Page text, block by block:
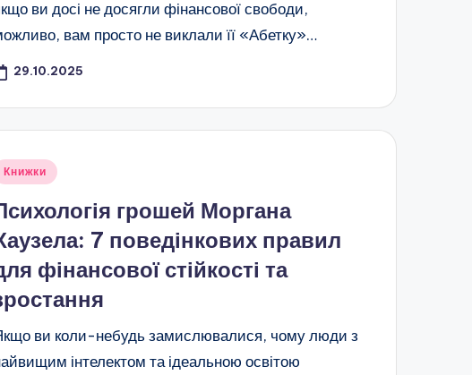
ви досі не досягли фінансової свободи,
вам просто не виклали її «Абетку»…
29.10.2025
Книжки
грошей Моргана
7 поведінкових правил
фінансової стійкості та
ви коли-небудь замислювалися, чому люди з
інтелектом та ідеальною освітою